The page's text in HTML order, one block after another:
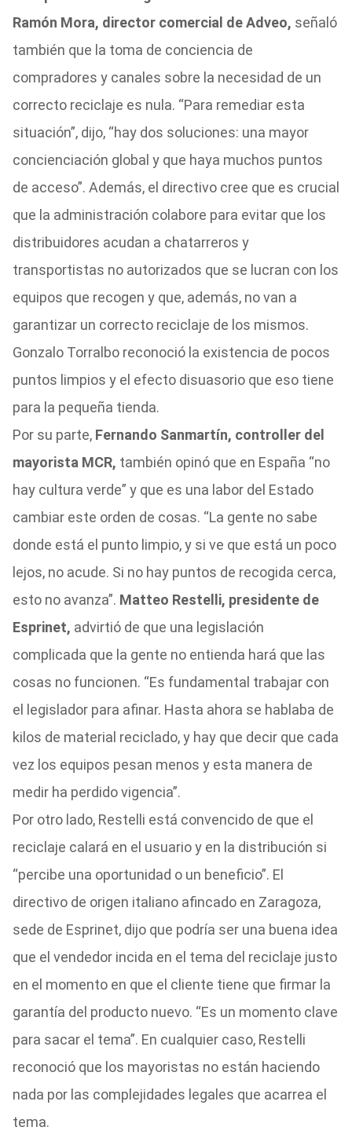
Ramón Mora, director comercial de Adveo, señaló
también que la toma de conciencia de
compradores y canales sobre la necesidad de un
correcto reciclaje es nula. “Para remediar esta
situación”, dijo, “hay dos soluciones: una mayor
concienciación global y que haya muchos puntos
de acceso”. Además, el directivo cree que es crucial
que la administración colabore para evitar que los
distribuidores acudan a chatarreros y
transportistas no autorizados que se lucran con los
equipos que recogen y que, además, no van a
garantizar un correcto reciclaje de los mismos.
Gonzalo Torralbo reconoció la existencia de pocos
puntos limpios y el efecto disuasorio que eso tiene
para la pequeña tienda.
Por su parte, Fernando Sanmartín, controller del
mayorista MCR, también opinó que en España “no
hay cultura verde” y que es una labor del Estado
cambiar este orden de cosas. “La gente no sabe
donde está el punto limpio, y si ve que está un poco
lejos, no acude. Si no hay puntos de recogida cerca,
esto no avanza”. Matteo Restelli, presidente de
Esprinet, advirtió de que una legislación
complicada que la gente no entienda hará que las
cosas no funcionen. “Es fundamental trabajar con
el legislador para afinar. Hasta ahora se hablaba de
kilos de material reciclado, y hay que decir que cada
vez los equipos pesan menos y esta manera de
medir ha perdido vigencia”.
Por otro lado, Restelli está convencido de que el
reciclaje calará en el usuario y en la distribución si
“percibe una oportunidad o un beneficio”. El
directivo de origen italiano afincado en Zaragoza,
sede de Esprinet, dijo que podría ser una buena idea
que el vendedor incida en el tema del reciclaje justo
en el momento en que el cliente tiene que firmar la
garantía del producto nuevo. “Es un momento clave
para sacar el tema”. En cualquier caso, Restelli
reconoció que los mayoristas no están haciendo
nada por las complejidades legales que acarrea el
tema.